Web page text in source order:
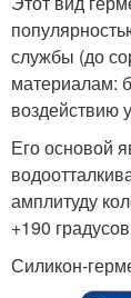
службы (до
материалам:
воздействию
Его основой
амплитуду
+190
Силикон-